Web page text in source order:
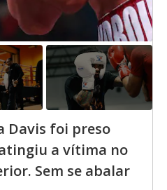
Davis foi preso
a vítima no
Sem se abalar